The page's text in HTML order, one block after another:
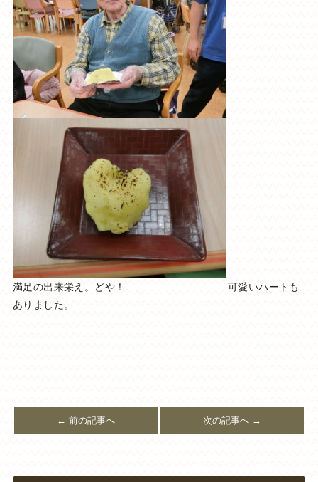
満足の出来栄え。どや！ 可愛いハートも
ありました。
← 前の記事へ 次の記事へ →